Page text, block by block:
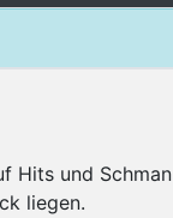
Hits und
liegen.